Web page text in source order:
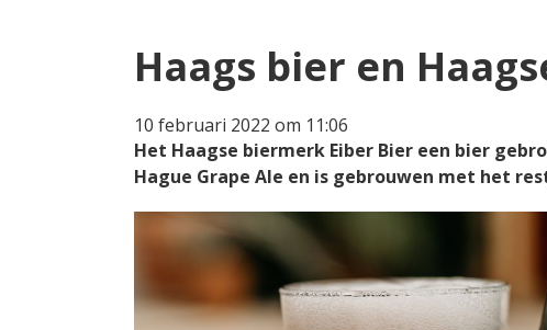
Haags bier en
10 februari 2022 om 11:06
Het Haagse biermerk Eiber Bier een bier
Hague Grape Ale en is gebrouwen met het